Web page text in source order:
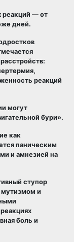
реакций — от
дней.
реакций
могут
бури».
как
паническим
и амнезией на
ступор
мутизмом и
боль и